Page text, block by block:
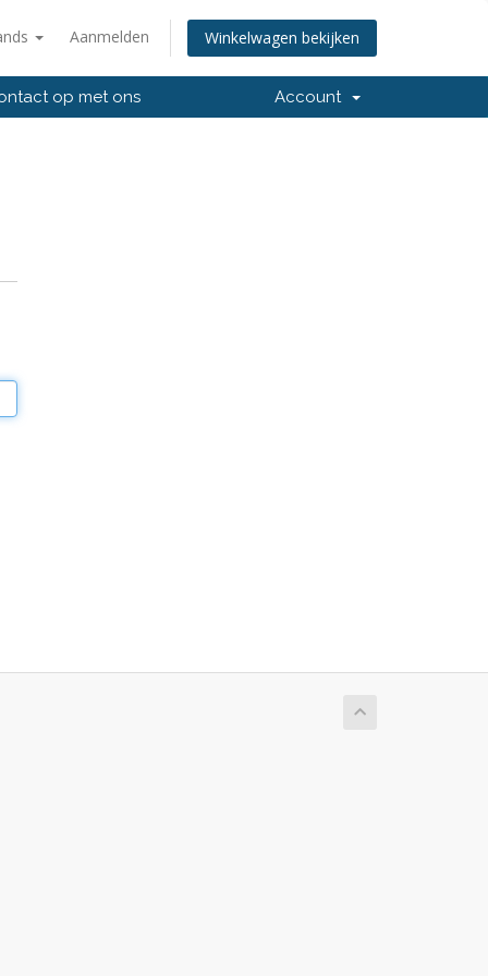
Aanmelden Winkelwagen bekijken
op met ons Account